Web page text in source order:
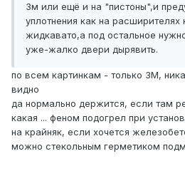
3м или ещё и на "пистоны",и
уплотнения как на
жидкавато,а под остальное
уже-жалко двери дырявить.
по всем картинкам - только 3М,
видно
да нормально держится, если там
какая ... феном подогрел при
на крайняк, если хочется
можно стекольным герметиком